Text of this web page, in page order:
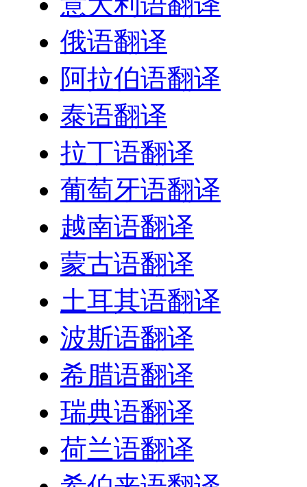
俄语翻译
阿拉伯语翻译
泰语翻译
拉丁语翻译
葡萄牙语翻译
越南语翻译
蒙古语翻译
土耳其语翻译
波斯语翻译
希腊语翻译
瑞典语翻译
荷兰语翻译